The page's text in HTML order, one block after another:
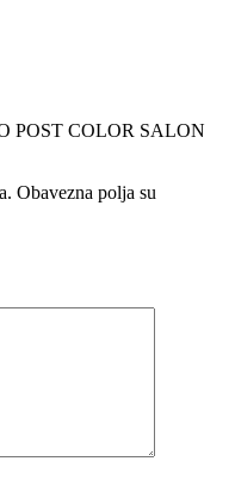
POST COLOR SALON
Obavezna polja su